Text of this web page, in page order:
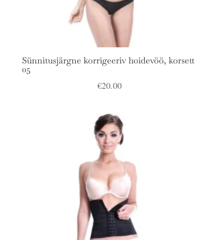
Sünnitusjärgne korrigeeriv hoidevöö, korsett
05
€20.00